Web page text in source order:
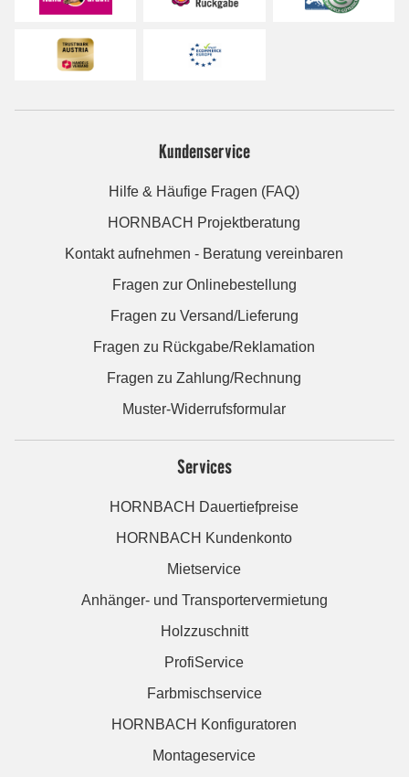
Kundenservice
Hilfe & Häufige Fragen (FAQ)
HORNBACH Projektberatung
Kontakt aufnehmen - Beratung vereinbaren
Fragen zur Onlinebestellung
Fragen zu Versand/Lieferung
Fragen zu Rückgabe/Reklamation
Fragen zu Zahlung/Rechnung
Muster-Widerrufsformular
Services
HORNBACH Dauertiefpreise
HORNBACH Kundenkonto
Mietservice
Anhänger- und Transportervermietung
Holzzuschnitt
ProfiService
Farbmischservice
HORNBACH Konfiguratoren
Montageservice